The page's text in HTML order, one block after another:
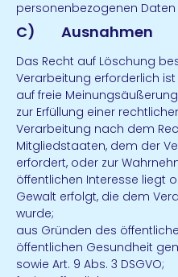
personenbezogenen
C) Ausnahmen
Das Recht auf Löschung
Verarbeitung erforderlich
auf freie
zur Erfüllung einer
Verarbeitung nach dem
Mitgliedstaaten, dem der
erfordert, oder zur
öffentlichen Interesse liegt
Gewalt erfolgt, die dem
wurde;
aus Gründen des
öffentlichen Gesundheit
sowie Art. 9 Abs. 3 DSGVO;